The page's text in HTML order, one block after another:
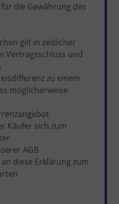
die Gewährung des
gilt in zeitlicher
Vertragsschluss und
zu einem
möglicherweise
Käufer sich zum
AGB
diese Erklärung zum